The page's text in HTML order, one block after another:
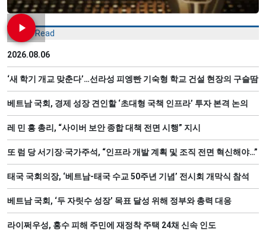
Most Read
2026.08.06
‘새 학기 개교 맞춘다’…선라성 피엥빤 기숙형 학교 건설 현장의 구슬땀
베트남 국회, 경제 성장 견인할 ‘초대형 국책 인프라’ 투자 본격 논의
레 민 흥 총리, “사이버 보안 종합 대책 전면 시행” 지시
또 럼 당 서기장‧국가주석, “인프라 개발 계획 및 조직 전면 혁신해야…”
태국 국회의장, ‘베트남-태국 수교 50주년 기념’ 전시회 개막식 참석
베트남 국회, ‘두 자릿수 성장’ 목표 달성 위해 정부와 총력 대응
라이쩌우성, 홍수 피해 주민에 재정착 주택 24채 신속 인도